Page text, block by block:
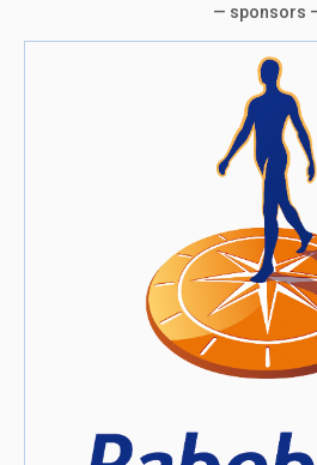
— sponsors